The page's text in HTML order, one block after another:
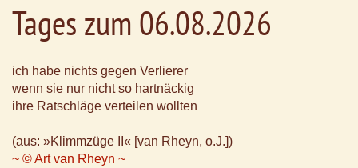
Tages zum 06.08.2026
ich habe nichts gegen Verlierer
wenn sie nur nicht so hartnäckig
ihre Ratschläge verteilen wollten
(aus: »Klimmzüge II« [van Rheyn, o.J.])
~ © Art van Rheyn ~